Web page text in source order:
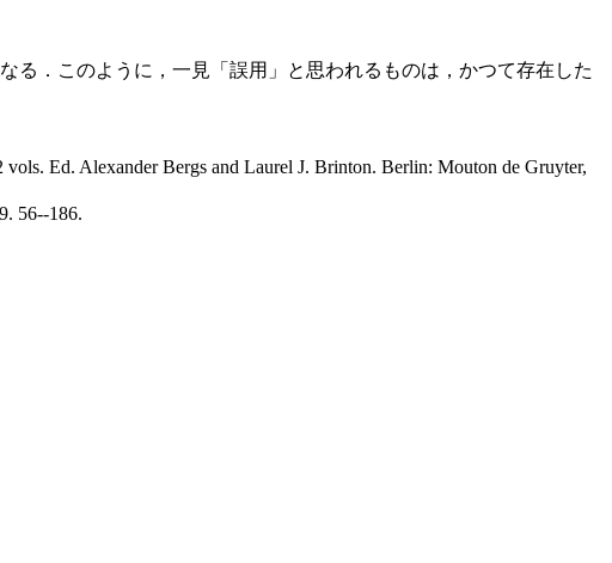
．このように，一見「誤用」と思われるものは，かつて存在した
vols. Ed. Alexander Bergs and Laurel J. Brinton. Berlin: Mouton de Gruyter,
56--186.